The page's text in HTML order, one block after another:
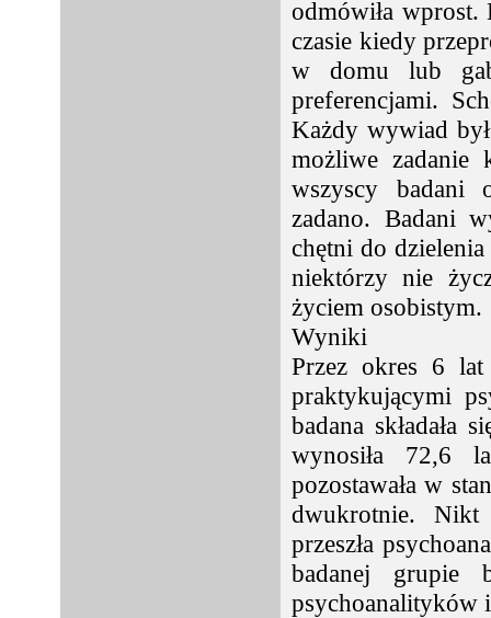
odmówiła
czasie kiedy
w domu lub
preferencjami.
Każdy wywiad
możliwe zadanie
wszyscy badani
zadano. Badani
chętni do
niektórzy nie
życiem osobistym.
Wyniki
Przez okres 6 lat
praktykującymi
badana
wynosiła 72,6
pozostawała w
dwukrotnie.
przeszła
badanej grupie
psychoanalityków